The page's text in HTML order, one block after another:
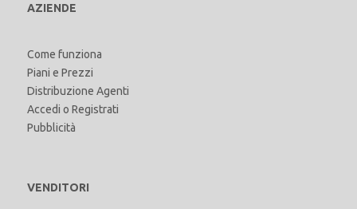
AZIENDE
Come funziona
Piani e Prezzi
Distribuzione Agenti
Accedi o Registrati
Pubblicità
VENDITORI